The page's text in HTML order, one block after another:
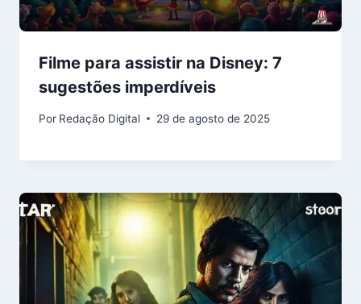
Filme para assistir na Disney: 7
sugestões imperdíveis
Por Redação Digital 29 de agosto de 2025